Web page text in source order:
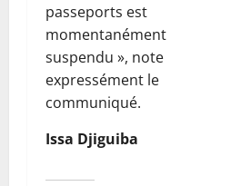
passeports est
momentanément
suspendu », note
expressément le
communiqué.
Issa Djiguiba